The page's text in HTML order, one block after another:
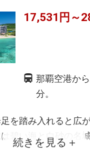
17,531円～
那覇空港か
分。
を踏み入れると広
碧い海と白砂の名
続きを見る